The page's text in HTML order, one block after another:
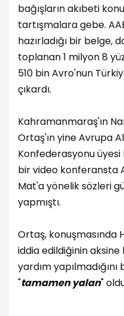
bağışların akıbeti
tartışmalara gebe.
hazırladığı bir belge,
toplanan 1 milyon 8
510 bin Avro'nun
çıkardı.
Kahramanmaraş'ın
Ortaş'ın yine Avrupa
Konfederasyonu üyesi
bir video konferansta
Mat'a yönelik sözleri
yapmıştı.
Ortaş, konuşmasında
iddia edildiğinin
yardım
"tamamen yalan"